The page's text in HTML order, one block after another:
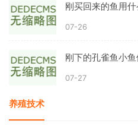
刚买回来的鱼用
07-26
刚下的孔雀鱼小
07-27
养殖技术